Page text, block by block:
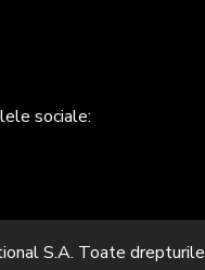
sociale:
S.A. Toate drepturile